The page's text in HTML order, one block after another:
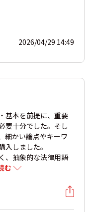
2026/04/29 14:49
基本を前提に、重要
要十分でした。そし
細かい論点やキーワ
しました。
、抽象的な法律用語
む